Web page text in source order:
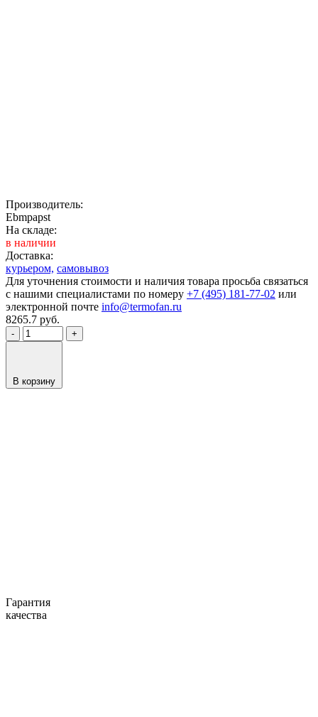
Производитель:
Ebmpapst
На складе:
в наличии
Доставка:
курьером, самовывоз
Для уточнения стоимости и наличия товара просьба связаться
с нашими специалистами по номеру +7 (495) 181-77-02 или
электронной почте info@termofan.ru
8265.7 руб.
- +
В корзину
Гарантия
качества